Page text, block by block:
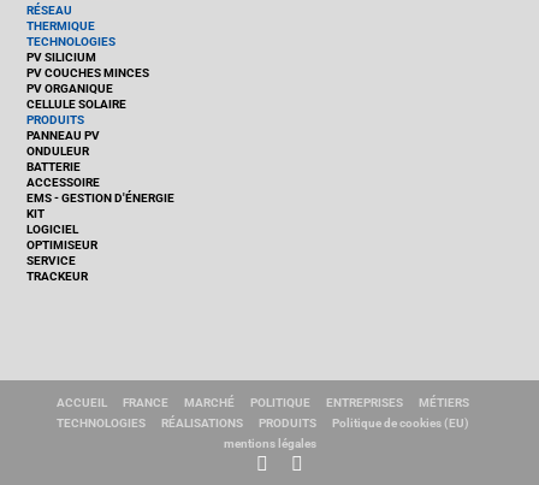
RÉSEAU
THERMIQUE
TECHNOLOGIES
PV SILICIUM
PV COUCHES MINCES
PV ORGANIQUE
CELLULE SOLAIRE
PRODUITS
PANNEAU PV
ONDULEUR
BATTERIE
ACCESSOIRE
EMS - GESTION D'ÉNERGIE
KIT
LOGICIEL
OPTIMISEUR
SERVICE
TRACKEUR
ACCUEIL FRANCE MARCHÉ POLITIQUE ENTREPRISES
MÉTIERS
TECHNOLOGIES
RÉALISATIONS PRODUITS
Politique de cookies (EU)
mentions légales